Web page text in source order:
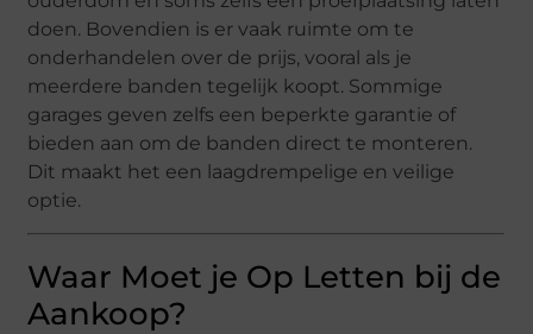
doen. Bovendien is er vaak ruimte om te
onderhandelen over de prijs, vooral als je
meerdere banden tegelijk koopt. Sommige
garages geven zelfs een beperkte garantie of
bieden aan om de banden direct te monteren.
Dit maakt het een laagdrempelige en veilige
optie.
Waar Moet je Op Letten bij de
Aankoop?